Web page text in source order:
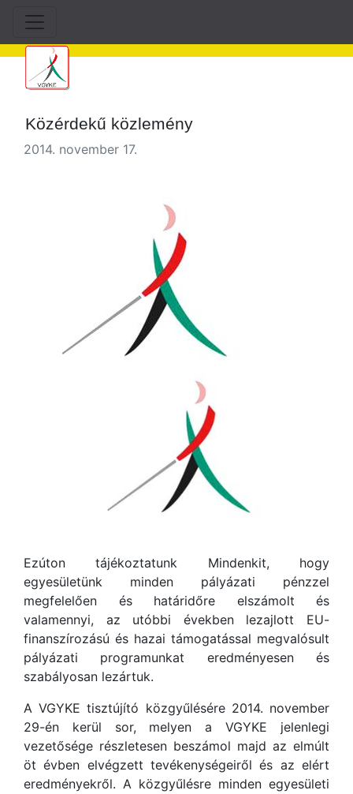
Közérdekű közlemény
2014. november 17.
Ezúton tájékoztatunk Mindenkit, hogy
egyesületünk minden pályázati pénzzel
megfelelően és határidőre elszámolt és
valamennyi, az utóbbi években lezajlott EU-
finanszírozású és hazai támogatással megvalósult
pályázati programunkat eredményesen és
szabályosan lezártuk.
A VGYKE tisztújító közgyűlésére 2014. november
29-én kerül sor, melyen a VGYKE jelenlegi
vezetősége részletesen beszámol majd az elmúlt
öt évben elvégzett tevékenységeiről és az elért
eredményekről. A közgyűlésre minden egyesületi